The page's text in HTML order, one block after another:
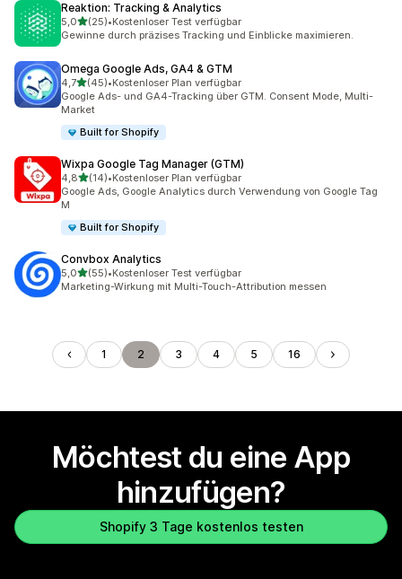
Reaktion: Tracking & Analytics
5,0von 5 Sternen
(25)
25 Rezensionen insgesamt
•Kostenloser Test verfügbar
Gewinne durch präzises Tracking und Einblicke maximieren.
Omega Google Ads, GA4 & GTM
4,7von 5 Sternen
(45)
45 Rezensionen insgesamt
•Kostenloser Plan verfügbar
Google Ads- und GA4-Tracking über GTM. Consent Mode, Multi-
Market
Built for Shopify
Wixpa Google Tag Manager (GTM)
4,8von 5 Sternen
(14)
14 Rezensionen insgesamt
•Kostenloser Plan verfügbar
Google Ads, Google Analytics durch Verwendung von Google Tag
M
Built for Shopify
Convbox Analytics
5,0von 5 Sternen
(55)
55 Rezensionen insgesamt
•Kostenloser Test verfügbar
Marketing-Wirkung mit Multi-Touch-Attribution messen
1 2 3 4 5 16
Möchtest du eine App
hinzufügen?
Shopify 3 Tage kostenlos testen